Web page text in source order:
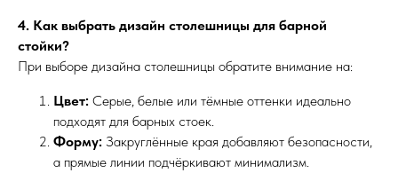
4. Как выбрать дизайн столешницы для барной
стойки?
При выборе дизайна столешницы обратите внимание на:
Цвет: Серые, белые или тёмные оттенки идеально
подходят для барных стоек.
Форму: Закруглённые края добавляют безопасности,
а прямые линии подчёркивают минимализм.